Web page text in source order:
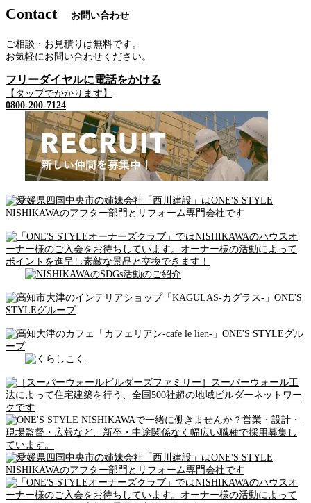
Contact お問い合わせ
ご相談・お見積りは無料です。
お気軽にお問い合わせください。
フリーダイヤルに電話をかける
【タップでかかります】
0800-200-7124